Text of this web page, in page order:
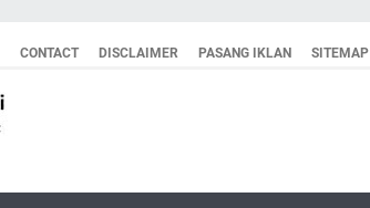
CONTACT DISCLAIMER PASANG IKLAN SITEMAP